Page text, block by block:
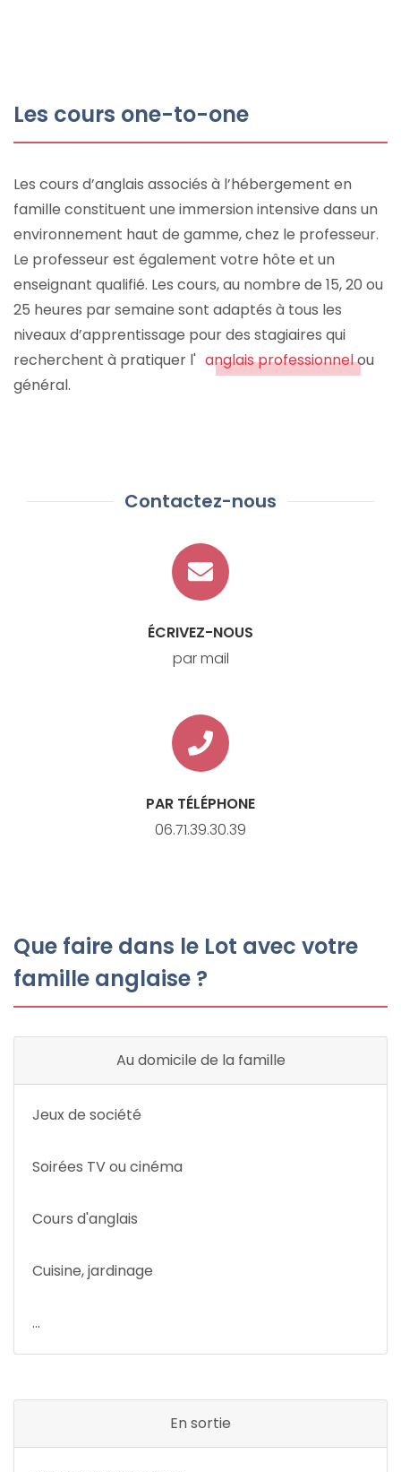
Les cours one-to-one
Les cours d’anglais associés à l’hébergement en
famille constituent une immersion intensive dans un
environnement haut de gamme, chez le professeur.
Le professeur est également votre hôte et un
enseignant qualifié. Les cours, au nombre de 15, 20 ou
25 heures par semaine sont adaptés à tous les
niveaux d’apprentissage pour des stagiaires qui
recherchent à pratiquer l' anglais professionnelou
général.
Contactez-nous
ÉCRIVEZ-NOUS
par mail
PAR TÉLÉPHONE
06.71.39.30.39
Que faire dans le Lot avec votre
famille anglaise ?
Au domicile de la famille
Jeux de société
Soirées TV ou cinéma
Cours d'anglais
Cuisine, jardinage
...
En sortie